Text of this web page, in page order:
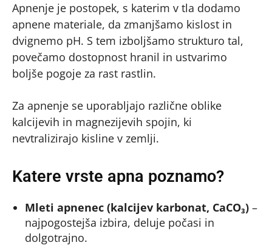
Apnenje je postopek, s katerim v tla dodamo
apnene materiale, da zmanjšamo kislost in
dvignemo pH. S tem izboljšamo strukturo tal,
povečamo dostopnost hranil in ustvarimo
boljše pogoje za rast rastlin.
Za apnenje se uporabljajo različne oblike
kalcijevih in magnezijevih spojin, ki
nevtralizirajo kisline v zemlji.
Katere vrste apna poznamo?
Mleti apnenec (kalcijev karbonat, CaCO₃) –
najpogostejša izbira, deluje počasi in
dolgotrajno.